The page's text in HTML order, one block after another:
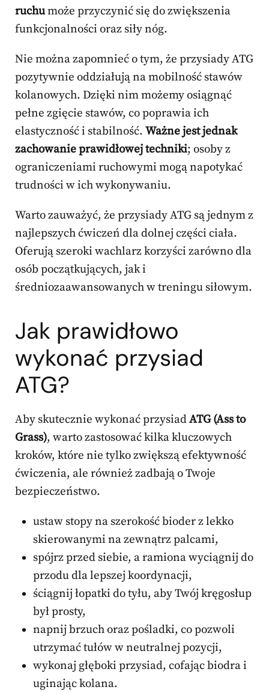
ruchumoże przyczynić się do zwiększenia
funkcjonalności oraz siły nóg.
Nie można zapomnieć o tym, że przysiady ATG
pozytywnie oddziałują na mobilność stawów
kolanowych. Dzięki nim możemy osiągnąć
pełne zgięcie stawów, co poprawia ich
elastyczność i stabilność. Ważne jest jednak
zachowanie prawidłowej techniki; osoby z
ograniczeniami ruchowymi mogą napotykać
trudności w ich wykonywaniu.
Warto zauważyć, że przysiady ATG są jednym z
najlepszych ćwiczeń dla dolnej części ciała.
Oferują szeroki wachlarz korzyści zarówno dla
osób początkujących, jak i
średniozaawansowanych w treningu siłowym.
Jak prawidłowo
wykonać przysiad
ATG?
Aby skutecznie wykonać przysiadATG (Ass to
Grass), warto zastosować kilka kluczowych
kroków, które nie tylko zwiększą efektywność
ćwiczenia, ale również zadbają o Twoje
bezpieczeństwo.
ustaw stopy na szerokość bioder z lekko
skierowanymi na zewnątrz palcami,
spójrz przed siebie, a ramiona wyciągnij do
przodu dla lepszej koordynacji,
ściągnij łopatki do tyłu, aby Twój kręgosłup
był prosty,
napnij brzuch oraz pośladki, co pozwoli
utrzymać tułów w neutralnej pozycji,
wykonaj głęboki przysiad, cofając biodra i
uginając kolana.